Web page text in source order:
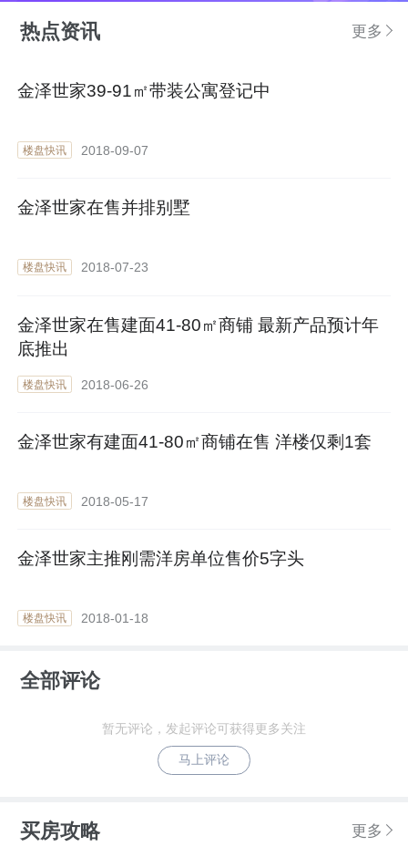
热点资讯 更多
金泽世家39-91㎡带装公寓登记中
楼盘快讯 2018-09-07
金泽世家在售并排别墅
楼盘快讯 2018-07-23
金泽世家在售建面41-80㎡商铺 最新产品预计年
底推出
楼盘快讯 2018-06-26
金泽世家有建面41-80㎡商铺在售 洋楼仅剩1套
楼盘快讯 2018-05-17
金泽世家主推刚需洋房单位售价5字头
楼盘快讯 2018-01-18
全部评论
暂无评论，发起评论可获得更多关注
马上评论
买房攻略 更多